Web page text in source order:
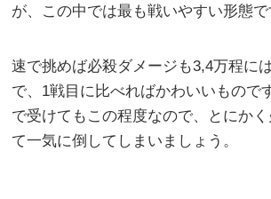
が、この中では最も戦いやすい形態で
速で挑めば必殺ダメージも3,4万程に
で、1戦目に比べればかわいいもので
で受けてもこの程度なので、とにか
て一気に倒してしまいましょう。